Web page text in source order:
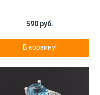
590 руб.
В корзину!